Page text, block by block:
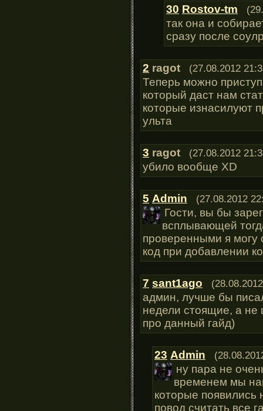
30 Rostov-tm
так она и
сразу после
2 ragot (27.08.2012
Теперь можно
который даст нам
которые изнасилуют
ульта
3 ragot (27.08.2012
убило вообще XD
5 Admin (27.08.2012
Гости, вы бы
всплывающей
проверенными я
код при добавлении
7 sant1ago
админ, лучше бы
недели стоящие, а не
про данный гайд)
23 Admin
ну пара не
временем мы
которые появились
повод считать все